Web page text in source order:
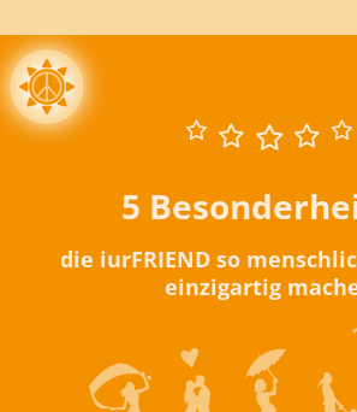
5
die iurFRIEND so
einzigartig